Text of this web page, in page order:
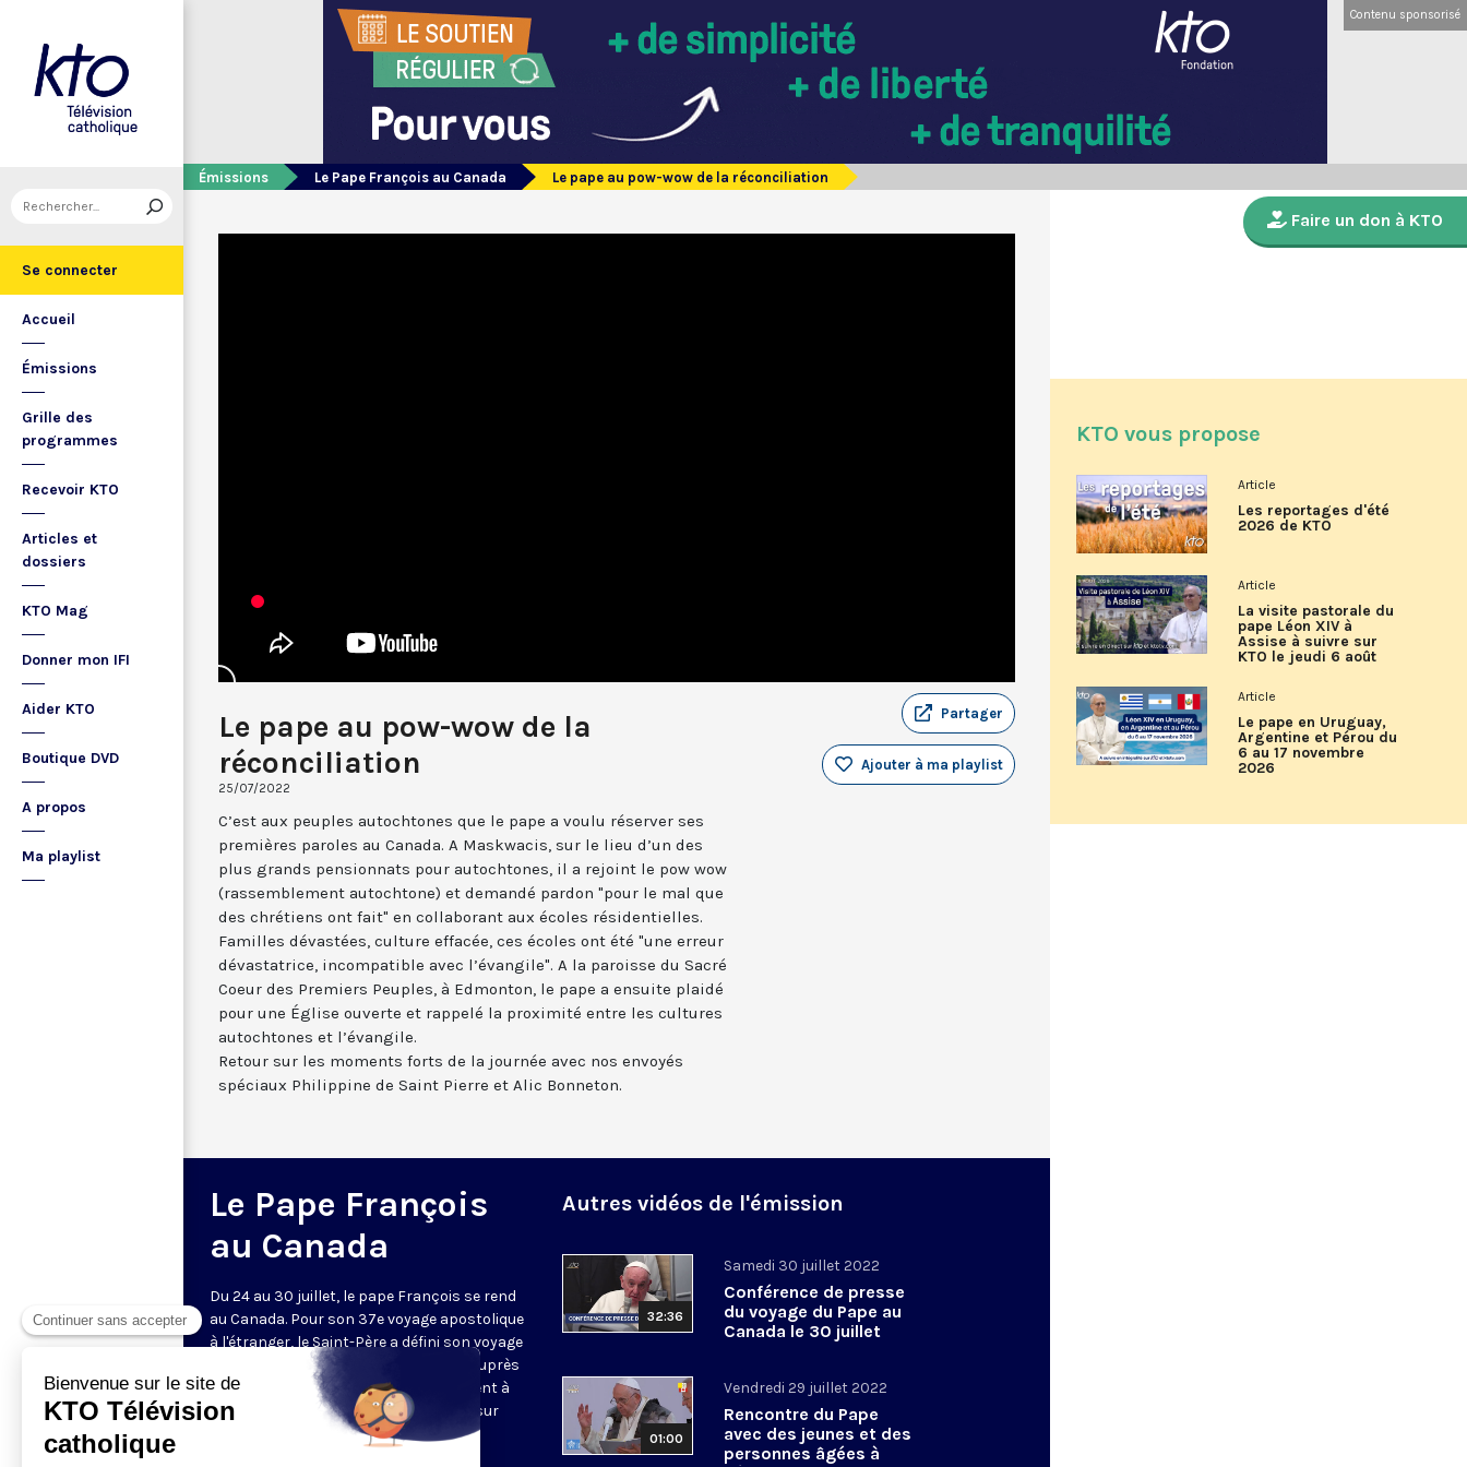
Se connecter
Accueil
Émissions
Grille des
programmes
Recevoir KTO
Articles et
dossiers
KTO Mag
Donner mon IFI
Aider KTO
Boutique DVD
A propos
Ma playlist
Contenu sponsorisé
Émissions Le Pape François au Canada Le pape au pow-wow de la réconciliation
Le pape au pow-wow de la
réconciliation
25/07/2022
Partager
Ajouter à ma playlist
C’est aux peuples autochtones que le pape a voulu réserver ses
premières paroles au Canada. A Maskwacis, sur le lieu d’un des
plus grands pensionnats pour autochtones, il a rejoint le pow wow
(rassemblement autochtone) et demandé pardon "pour le mal que
des chrétiens ont fait" en collaborant aux écoles résidentielles.
Familles dévastées, culture effacée, ces écoles ont été "une erreur
dévastatrice, incompatible avec l’évangile". A la paroisse du Sacré
Coeur des Premiers Peuples, à Edmonton, le pape a ensuite plaidé
pour une Église ouverte et rappelé la proximité entre les cultures
autochtones et l’évangile.
Retour sur les moments forts de la journée avec nos envoyés
spéciaux Philippine de Saint Pierre et Alic Bonneton.
Le Pape François
au Canada
Du 24 au 30 juillet, le pape François se rend
au Canada. Pour son 37e voyage apostolique
à l'étranger, le Saint-Père a défini son voyage
comme un « pèlerinage pénitentiel » auprès
des peuples autochtones. Un événement à
suivre en direct et traduit en français sur
Autres vidéos de l'émission
32:36
Samedi 30 juillet 2022
Conférence de presse
du voyage du Pape au
Canada le 30 juillet
01:00
Vendredi 29 juillet 2022
Rencontre du Pape
avec des jeunes et des
personnes âgées à
Faire un don à KTO
KTO vous propose
Article
Les reportages d'été
2026 de KTO
Article
La visite pastorale du
pape Léon XIV à
Assise à suivre sur
KTO le jeudi 6 août
Article
Le pape en Uruguay,
Argentine et Pérou du
6 au 17 novembre
2026